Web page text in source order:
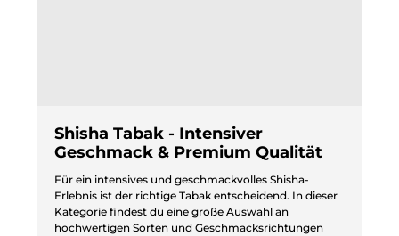
Shisha Tabak - Intensiver
Geschmack & Premium Qualität
Für ein intensives und geschmackvolles Shisha-
Erlebnis ist der richtige Tabak entscheidend. In dieser
Kategorie findest du eine große Auswahl an
hochwertigen Sorten und Geschmacksrichtungen